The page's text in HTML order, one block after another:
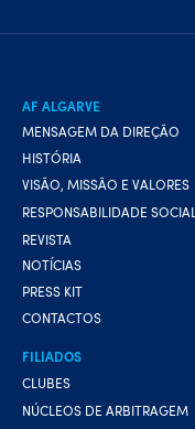
AF ALGARVE
MENSAGEM DA DIREÇÃO
HISTÓRIA
VISÃO, MISSÃO E VALORES
RESPONSABILIDADE SOCIAL
REVISTA
NOTÍCIAS
PRESS KIT
CONTACTOS
FILIADOS
CLUBES
NÚCLEOS DE ARBITRAGEM